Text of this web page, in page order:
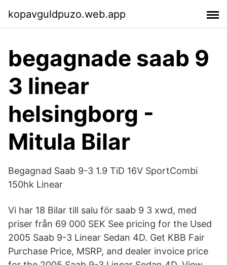
kopavguldpuzo.web.app
begagnade saab 9
3 linear
helsingborg -
Mitula Bilar
Begagnad Saab 9-3 1.9 TiD 16V SportCombi
150hk Linear
Vi har 18 Bilar till salu för saab 9 3 xwd, med
priser från 69 000 SEK See pricing for the Used
2005 Saab 9-3 Linear Sedan 4D. Get KBB Fair
Purchase Price, MSRP, and dealer invoice price